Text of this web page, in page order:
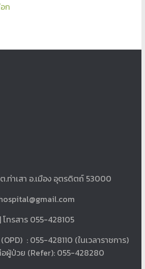
ก
.ท่าเสา อ.เมือง อุตรดิตถ์ 53000
โทรสาร 055-428105
: 055-428110 (ในเวลาราชการ)
ผู้ป่วย (Refer): 055-428280